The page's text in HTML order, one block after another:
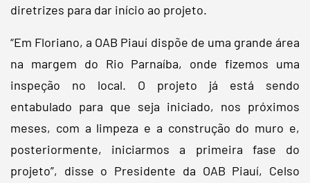
diretrizes para dar início ao projeto.
“Em Floriano, a OAB Piauí dispõe de uma grande área
na margem do Rio Parnaíba, onde fizemos uma
inspeção no local. O projeto já está sendo
entabulado para que seja iniciado, nos próximos
meses, com a limpeza e a construção do muro e,
posteriormente, iniciarmos a primeira fase do
projeto”, disse o Presidente da OAB Piauí, Celso